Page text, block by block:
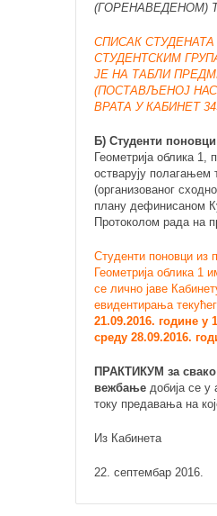
(ГОРЕНАВЕДЕНОМ)
СПИСАК
СТУДЕНТСКИМ
ЈЕ НА ТАБЛИ
(ПОСТАВЉЕНОЈ
ВРАТА У КАБИНЕТ
Б) Студенти поновци
Геометрија облика 1,
остварују полагањем
(организованог
плану дефинисаном
Протоколом рада на
Студенти поновци из
Геометрија облика 1
се лично јаве
евидентирања
21.09.2016. године у
среду 28.09.2016.
ПРАКТИКУМ за
вежбање добија се
току предавања на
Из Кабинета
22. септембар 2016.